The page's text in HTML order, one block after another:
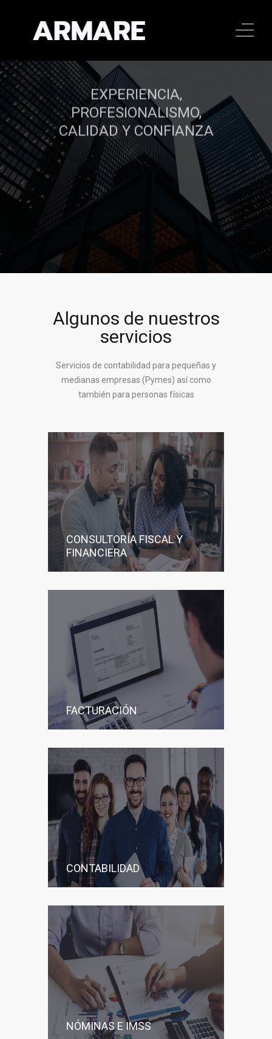
Llamar al 322 779 9188
EXPERIENCIA,
PROFESIONALISMO,
CALIDAD Y CONFIANZA
Establecemos relaciones sólidas con nuestros
clientes basadas en nuestro conocimiento,
integridad y confianza para ayudarle a
concretar sus aspiraciones comerciales y
Llamar al 322 779 9188
Algunos de nuestros
servicios
Servicios de contabilidad para pequeñas y
medianas empresas (Pymes) así como
también para personas físicas
CONSULTORÍA FISCAL Y
FINANCIERA
FACTURACIÓN
CONTABILIDAD
NÓMINAS E IMSS